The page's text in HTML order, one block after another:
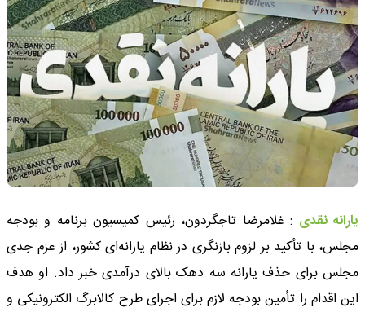
یارانه نقدی : غلامرضا تاجگردون، رئیس کمیسیون برنامه و بودجه
مجلس، با تأکید بر لزوم بازنگری در نظام یارانه‌ای کشور، از عزم جدی
مجلس برای حذف یارانه سه دهک بالای درآمدی خبر داد. او هدف
این اقدام را تأمین بودجه لازم برای اجرای طرح کالابرگ الکترونیکی و